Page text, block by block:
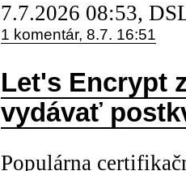
7.7.2026 08:53,
1 komentár, 8.7. 16:51
Let's Encrypt
vydávať
Populárna